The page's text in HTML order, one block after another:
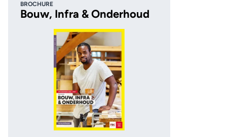
BROCHURE
Bouw, Infra & Onderhoud